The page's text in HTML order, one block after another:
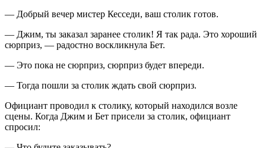
— Добрый вечер мистер Кесседи, ваш столик готов.
— Джим, ты заказал заранее столик! Я так рада. Это хороший
сюрприз, — радостно воскликнула Бет.
— Это пока не сюрприз, сюрприз будет впереди.
— Тогда пошли за столик ждать свой сюрприз.
Официант проводил к столику, который находился возле
сцены. Когда Джим и Бет присели за столик, официант
спросил: